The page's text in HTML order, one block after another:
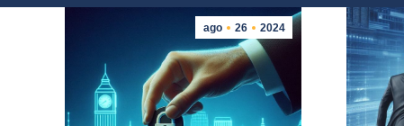
ago 26 2024